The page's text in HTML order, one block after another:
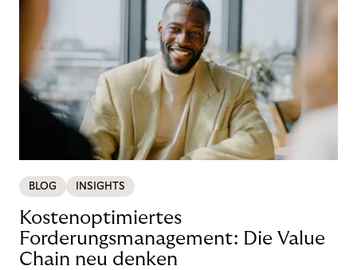
BLOG INSIGHTS
Kostenoptimiertes
Forderungsmanagement: Die Value
Chain neu denken